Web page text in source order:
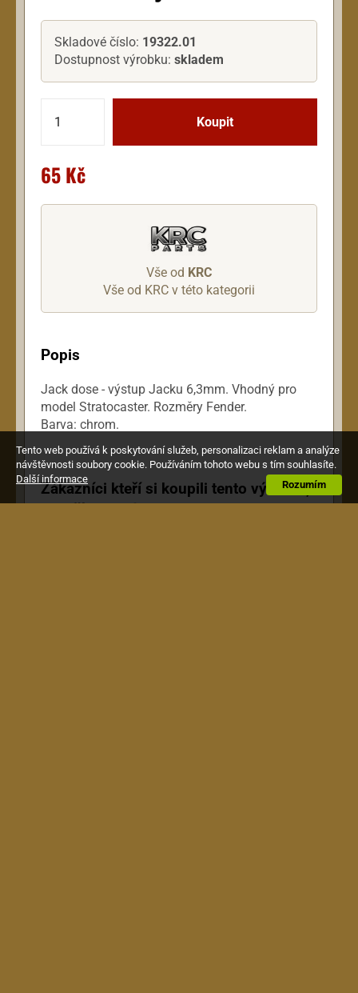
Skladové číslo: 19322.01
Dostupnost výrobku: skladem
65 Kč
Vše od KRC
Vše od KRC v této kategorii
Popis
Jack dose - výstup Jacku 6,3mm. Vhodný pro
model Stratocaster. Rozměry Fender.
Barva: chrom.
Zákazníci kteří si koupili tento výrobek,
si pořídili také toto:
Tento web používá k poskytování služeb, personalizaci reklam a analýze
návštěvnosti soubory cookie. Používáním tohoto webu s tím souhlasíte.
Rozumím
Další informace